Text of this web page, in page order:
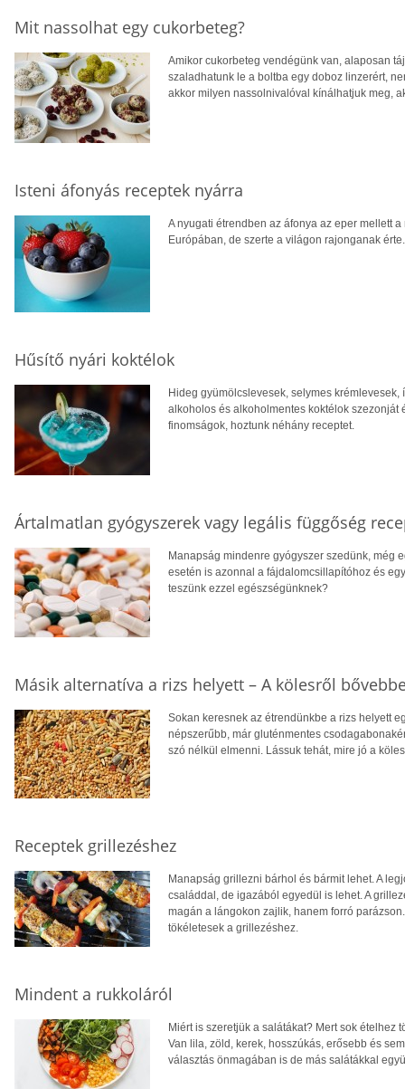
Mit nassolhat egy cukorbeteg?
Amikor cukorbeteg vendégünk van, alaposan
szaladhatunk le a boltba egy doboz linzerért,
akkor milyen nassolnivalóval kínálhatjuk meg,
Isteni áfonyás receptek nyárra
A nyugati étrendben az áfonya az eper mellett
Európában, de szerte a világon rajonganak érte.
Hűsítő nyári koktélok
Hideg gyümölcslevesek, selymes
alkoholos és alkoholmentes koktélok
finomságok, hoztunk néhány receptet.
Ártalmatlan gyógyszerek vagy legális függőség
Manapság mindenre gyógyszer szedünk, még
esetén is azonnal a fájdalomcsillapítóhoz és
teszünk ezzel egészségünknek?
Másik alternatíva a rizs helyett – A kölesről
Sokan keresnek az étrendünkbe a rizs helyett
népszerűbb, már gluténmentes
szó nélkül elmenni. Lássuk tehát, mire jó a
Receptek grillezéshez
Manapság grillezni bárhol és bármit lehet. A
családdal, de igazából egyedül is lehet. A
magán a lángokon zajlik, hanem forró
tökéletesek a grillezéshez.
Mindent a rukkoláról
Miért is szeretjük a salátákat? Mert sok
Van lila, zöld, kerek, hosszúkás, erősebb és
választás önmagában is de más salátákkal